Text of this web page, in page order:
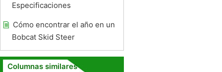
Especificaciones
Cómo encontrar el año en un
Bobcat Skid Steer
Columnas similares